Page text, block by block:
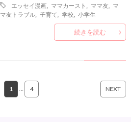
エッセイ漫画
ママカースト ママ友
マ
マ友トラブル ,子育て ,学校 ,小学生
続きを読む
1 … 4 NEXT